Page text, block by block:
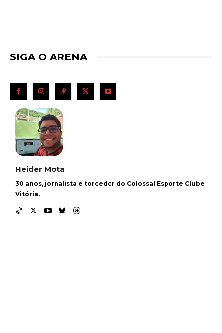
SIGA O ARENA
Heider Mota
30 anos, jornalista e torcedor do Colossal Esporte Clube
Vitória.